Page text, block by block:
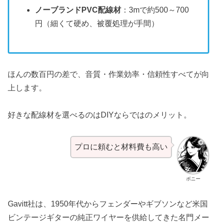
ノーブランドPVC配線材：3mで約500～700
円（細くて硬め、被覆処理が手間）
ほんの数百円の差で、音質・作業効率・信頼性すべてが向
上します。
好きな配線材を選べるのはDIYならではのメリット。
ボニー
プロに頼むと材料費も高い
Gavitt社は、1950年代からフェンダーやギブソンなど米国
ビンテージギターの純正ワイヤーを供給してきた名門メー